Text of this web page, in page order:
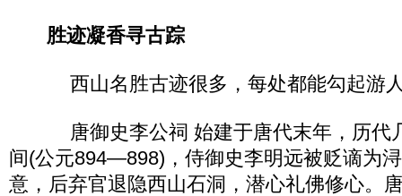
胜迹凝香寻古踪
西山名胜古迹很多，每处都能勾起游人
唐御史李公祠 始建于唐代末年，历代
间(公元894—898)，侍御史李明远被贬谪为
意，后弃官退隐西山石洞，潜心礼佛修心。